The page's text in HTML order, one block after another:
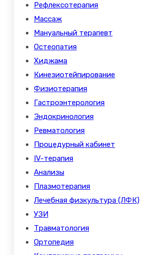
Рефлексотерапия
Массаж
Мануальный терапевт
Остеопатия
Хиджама
Кинезиотейпирование
Физиотерапия
Гастроэнтерология
Эндокринология
Ревматология
Процедурный кабинет
IV-терапия
Анализы
Плазмотерапия
Лечебная физкультура (ЛФК)
УЗИ
Травматология
Ортопедия